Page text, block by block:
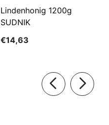
Lindenhonig 1200g
SUDNIK
€14,63